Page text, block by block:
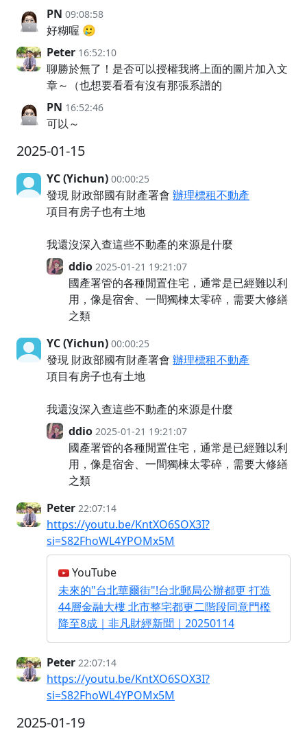
PN 09:08:58
好糊喔 🥲
Peter 16:52:10
聊勝於無了！是否可以授權我將上面的圖片加入文
章～（也想要看看有沒有那張系譜的
PN 16:52:46
可以～
2025-01-15
YC (Yichun) 00:00:25
發現 財政部國有財產署會 辦理標租不動產
項目有房子也有土地
我還沒深入查這些不動產的來源是什麼
ddio 2025-01-21 19:21:07
國產署管的各種閒置住宅，通常是已經難以利
用，像是宿舍、一間獨棟太零碎，需要大修繕
之類
YC (Yichun) 00:00:25
發現 財政部國有財產署會 辦理標租不動產
項目有房子也有土地
我還沒深入查這些不動產的來源是什麼
ddio 2025-01-21 19:21:07
國產署管的各種閒置住宅，通常是已經難以利
用，像是宿舍、一間獨棟太零碎，需要大修繕
之類
Peter 22:07:14
https://youtu.be/KntXO6SOX3I?
si=S82FhoWL4YPOMx5M
YouTube
未來的"台北華爾街"!台北郵局公辦都更 打造
44層金融大樓 北市整宅都更二階段同意門檻
降至8成｜非凡財經新聞｜20250114
Peter 22:07:14
https://youtu.be/KntXO6SOX3I?
si=S82FhoWL4YPOMx5M
2025-01-19